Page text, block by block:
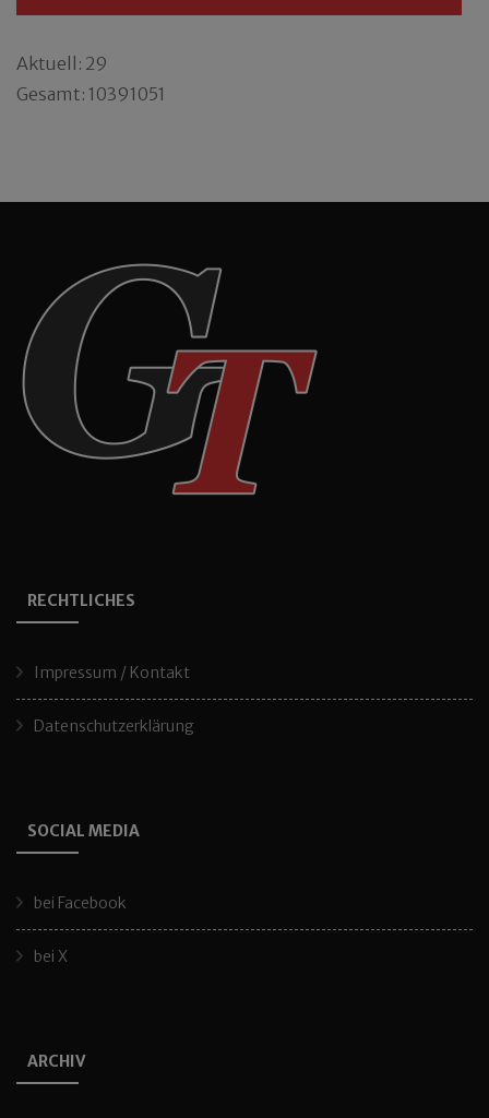
Aktuell: 29
Gesamt: 10391051
RECHTLICHES
Impressum / Kontakt
Datenschutzerklärung
SOCIAL MEDIA
bei Facebook
bei X
ARCHIV